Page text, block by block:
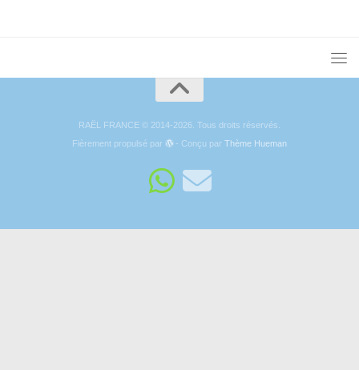
RAËL FRANCE © 2014-2026. Tous droits réservés.
Fièrement propulsé par
- Conçu parThème Hueman